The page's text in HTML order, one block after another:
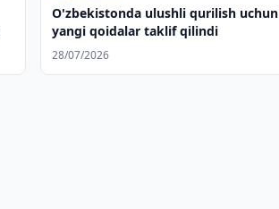
O'zbekistonda ulushli qurilish uchun
yangi qoidalar taklif qilindi
28/07/2026